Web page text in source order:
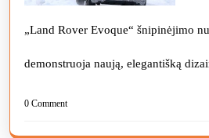
„Land Rover Evoque“ šnipinėjimo
demonstruoja naują, elegantišką
0 Comment